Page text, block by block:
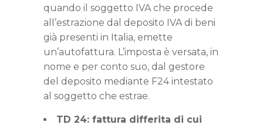
quando il soggetto IVA che procede
all’estrazione dal deposito IVA di beni
già presenti in Italia, emette
un’autofattura. L’imposta è versata, in
nome e per conto suo, dal gestore
del deposito mediante F24 intestato
al soggetto che estrae.
TD 24: fattura differita di cui